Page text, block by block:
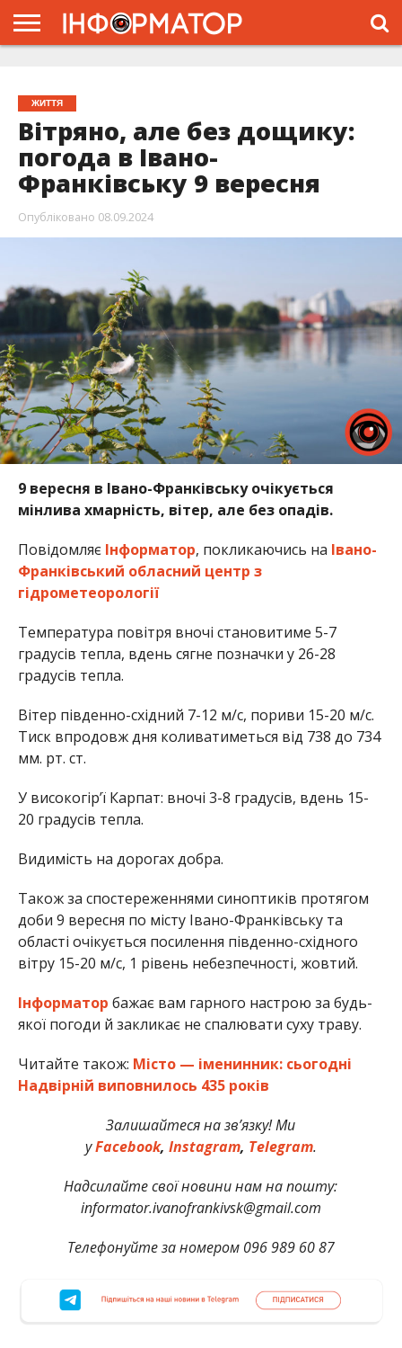
ЖИТТЯ
Вітряно, але без дощику:
погода в Івано-
Франківську 9 вересня
Опубліковано 08.09.2024
9 вересня в Івано-Франківську очікується
мінлива хмарність, вітер, але без опадів.
Повідомляє Інформатор, покликаючись на Івано-
Франківський обласний центр з
гідрометеорології
Температура повітря вночі становитиме 5-7
градусів тепла, вдень сягне позначки у 26-28
градусів тепла.
Вітер південно-східний 7-12 м/с, пориви 15-20 м/с.
Тиск впродовж дня коливатиметься від 738 до 734
мм. рт. ст.
У високогір’ї Карпат: вночі 3-8 градусів, вдень 15-
20 градусів тепла.
Видимість на дорогах добра.
Також за спостереженнями синоптиків протягом
доби 9 вересня по місту Івано-Франківську та
області очікується посилення південно-східного
вітру 15-20 м/с, 1 рівень небезпечності, жовтий.
Інформатор бажає вам гарного настрою за будь-
якої погоди й закликає не спалювати суху траву.
Читайте також: Місто — іменинник: сьогодні
Надвірній виповнилось 435 років
Залишайтеся на зв’язку! Ми
уFacebook, Instagram, Telegram.
Надсилайте свої новини нам на пошту:
informator.ivanofrankivsk@gmail.com
Телефонуйте за номером 096 989 60 87